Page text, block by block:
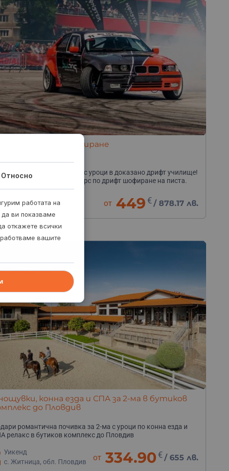
по дрифт шофиране
изкуството на дрифта с уроци в доказано дрифт училище!
умения и знания с курс по дрифт шофиране на писта.
Летище „Крайници“, до
Сапарева баня
от 449 € / 878.17 лв.
конна езда и СПА за 2-ма в бутиков
до Пловдив
романтична почивка за 2-ма с уроци по конна езда и
релакс в бутиков комплекс до Пловдив
Уикенд
с. Житница, обл. Пловдив
от 334.90 € /655 лв.
Относно
работата на
ви показваме
откажете всички
вашите